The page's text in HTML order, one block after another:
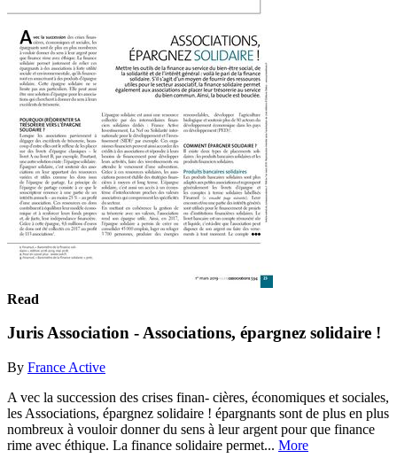
Read
Juris Association - Associations, épargnez solidaire !
By France Active
A vec la succession des crises finan- cières, économiques et sociales,
les Associations, épargnez solidaire ! épargnants sont de plus en plus
nombreux à vouloir donner du sens à leur argent pour que finance
rime avec éthique. La finance solidaire permet... More